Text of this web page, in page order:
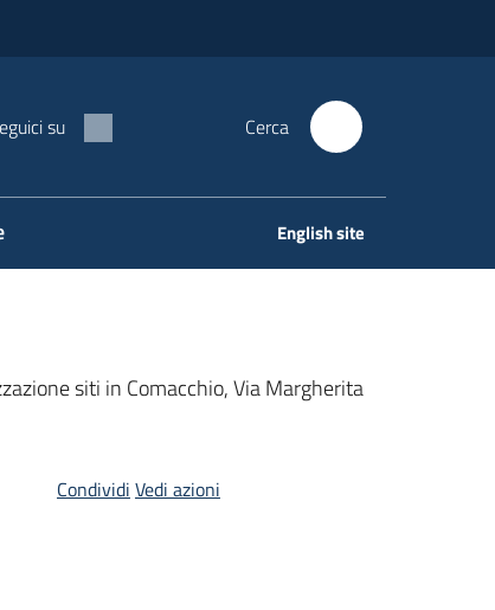
su Cerca
English site
siti in Comacchio, Via Margherita
Condividi Vedi azioni